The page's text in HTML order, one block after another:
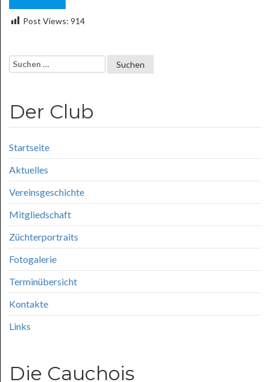
Post Views: 914
Suchen
nach:
Der Club
Startseite
Aktuelles
Vereinsgeschichte
Mitgliedschaft
Züchterportraits
Fotogalerie
Terminübersicht
Kontakte
Links
Die Cauchois